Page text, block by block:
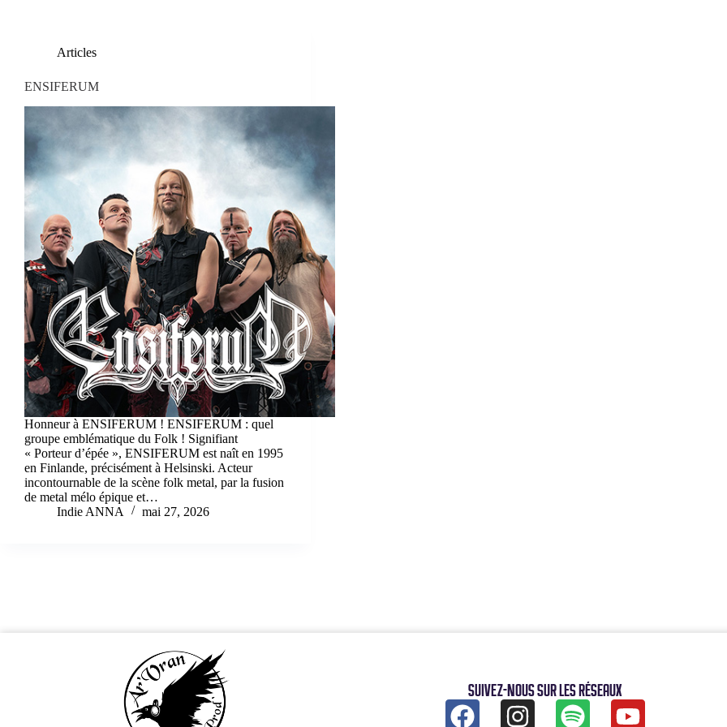
Articles
ENSIFERUM
Honneur à ENSIFERUM ! ENSIFERUM : quel
groupe emblématique du Folk ! Signifiant
« Porteur d’épée », ENSIFERUM est naît en 1995
en Finlande, précisément à Helsinski. Acteur
incontournable de la scène folk metal, par la fusion
de metal mélo épique et…
Indie ANNA
mai 27, 2026
Suivez-nous sur les réseaux